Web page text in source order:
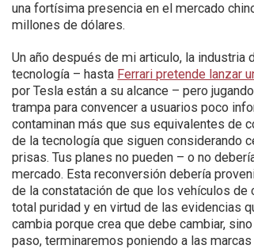
una fortísima presencia en el mercado
millones de dólares.
Un año después de mi articulo, la industria
tecnología – hasta Ferrari pretende lanzar
por Tesla están a su alcance – pero
trampa para convencer a usuarios poco
contaminan más que sus equivalentes de
de la tecnología que siguen considerando
prisas. Tus planes no pueden – o no
mercado. Esta reconversión debería
de la constatación de que los vehículos
total puridad y en virtud de las evidencias
cambia porque crea que debe cambiar,
paso, terminaremos poniendo a las